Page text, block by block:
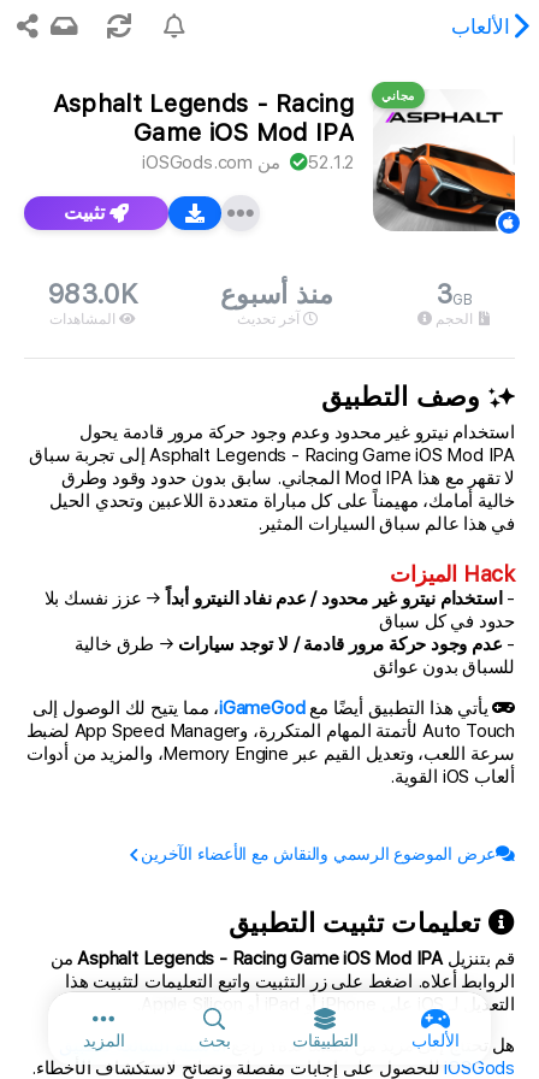
الألعاب
الألعاب التطبيقات بحث المزيدالمزيد من
المطلوب غير موجود.
مجاني
Asphalt Legends - Racing
Game iOS Mod IPA
52.1.2 من iOSGods.com
تثبيت
3GB
الحجم
منذ أسبوع
آخر تحديث
983.0K
المشاهدات
وصف التطبيق
استخدام نيترو غير محدود وعدم وجود حركة مرور قادمة يحول
Asphalt Legends - Racing Game iOS Mod IPA إلى تجربة سباق
لا تقهر مع هذا Mod IPA المجاني. سابق بدون حدود وقود وطرق
خالية أمامك، مهيمناً على كل مباراة متعددة اللاعبين وتحدي الحيل
في هذا عالم سباق السيارات المثير.
Hack الميزات
- استخدام نيترو غير محدود / عدم نفاد النيترو أبداً → عزز نفسك بلا
حدود في كل سباق
- عدم وجود حركة مرور قادمة / لا توجد سيارات → طرق خالية
للسباق بدون عوائق
يأتي هذا التطبيق أيضًا معiGameGod، مما يتيح لك الوصول إلى
Auto Touch لأتمتة المهام المتكررة، وApp Speed Manager لضبط
سرعة اللعب، وتعديل القيم عبر Memory Engine، والمزيد من أدوات
ألعاب iOS القوية.
عرض الموضوع الرسمي والنقاش مع الأعضاء الآخرين
تعليمات تثبيت التطبيق
قم بتنزيلAsphalt Legends - Racing Game iOS Mod IPAمن
الروابط أعلاه. اضغط على زر التثبيت واتبع التعليمات لتثبيت هذا
التعديل لـ iOS على iPhone أو iPad أو Apple Silicon.
هل تحتاج إلى مزيد من المساعدة؟ راجعالأسئلة الشائعة لتطبيق
iOSGodsللحصول على إجابات مفصلة ونصائح لاستكشاف الأخطاء.